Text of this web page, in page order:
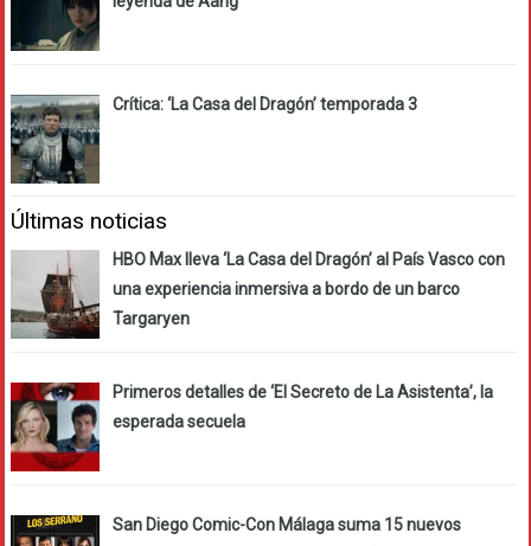
Crítica: ‘La Casa del Dragón’ temporada 3
Últimas noticias
HBO Max lleva ‘La Casa del Dragón’ al País Vasco con
una experiencia inmersiva a bordo de un barco
Targaryen
Primeros detalles de ‘El Secreto de La Asistenta’, la
esperada secuela
San Diego Comic-Con Málaga suma 15 nuevos